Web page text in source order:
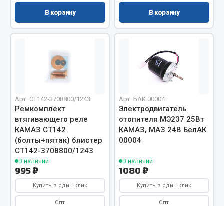
Показать ещё
Запчасти SHAANXI (SHACMAN)
Система питания
Тормозная система
Колеса и шины
Система охлаждения
Подвеска
Кабина
Оперение кабины
В корзину В корзину
Арт. СТ142-3708800/1243
Ремкомплект
втягивающего реле
КАМАЗ СТ142
(болты+пятак) блистер
СТ142-3708800/1243
В наличии
995 ₽
Купить в один клик
Опт
Арт. БАК.00004
Электродвигатель
отопителя МЭ237 25Вт
КАМАЗ, МАЗ 24В БелАК
00004
В наличии
1080 ₽
Купить в один клик
Опт